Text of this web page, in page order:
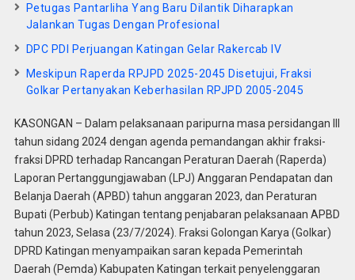
Petugas Pantarliha Yang Baru Dilantik Diharapkan
Jalankan Tugas Dengan Profesional
DPC PDI Perjuangan Katingan Gelar Rakercab IV
Meskipun Raperda RPJPD 2025-2045 Disetujui, Fraksi
Golkar Pertanyakan Keberhasilan RPJPD 2005-2045
KASONGAN – Dalam pelaksanaan paripurna masa persidangan III
tahun sidang 2024 dengan agenda pemandangan akhir fraksi-
fraksi DPRD terhadap Rancangan Peraturan Daerah (Raperda)
Laporan Pertanggungjawaban (LPJ) Anggaran Pendapatan dan
Belanja Daerah (APBD) tahun anggaran 2023, dan Peraturan
Bupati (Perbub) Katingan tentang penjabaran pelaksanaan APBD
tahun 2023, Selasa (23/7/2024). Fraksi Golongan Karya (Golkar)
DPRD Katingan menyampaikan saran kepada Pemerintah
Daerah (Pemda) Kabupaten Katingan terkait penyelenggaran